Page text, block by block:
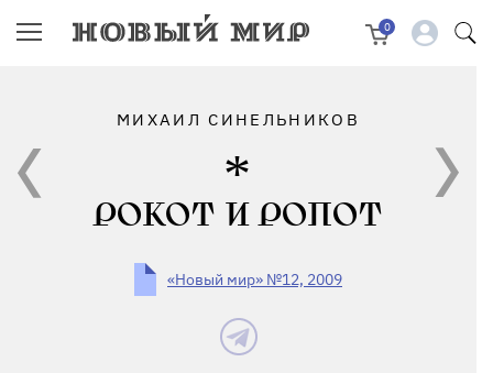
0
МИХАИЛ СИНЕЛЬНИКОВ
РОКОТ И РОПОТ
«Новый мир» №12, 2009